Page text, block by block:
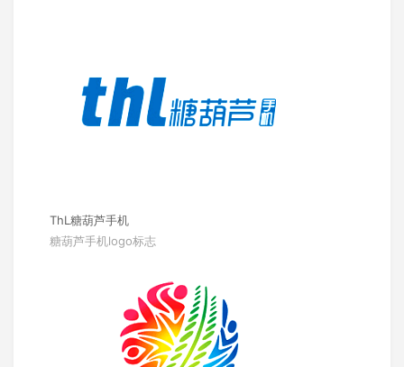
ThL糖葫芦手机
糖葫芦手机logo标志